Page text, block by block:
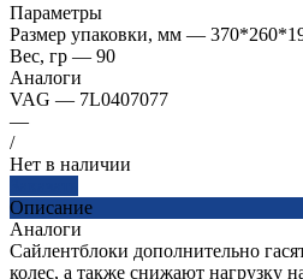
Параметры
Размер упаковки, мм —
Вес, гр — 90
Аналоги
VAG — 7L0407077
—
/
Нет в наличии
Описание
Аналоги
Сайлентблоки дополнительно
колес, а также снижают нагрузку